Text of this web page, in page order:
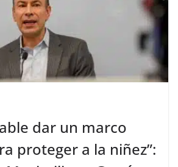
dar un marco
proteger a la niñez”: